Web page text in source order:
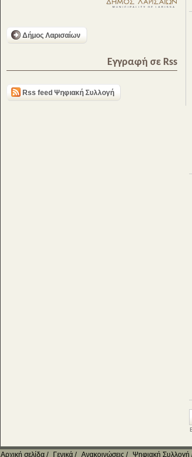
Δήμος Λαρισαίων
Εγγραφή σε Rss
Rss feed Ψηφιακή Συλλογή
Αρχική σελίδα Γενικά Ανακοινώσεις Ψηφιακή Συλλογή